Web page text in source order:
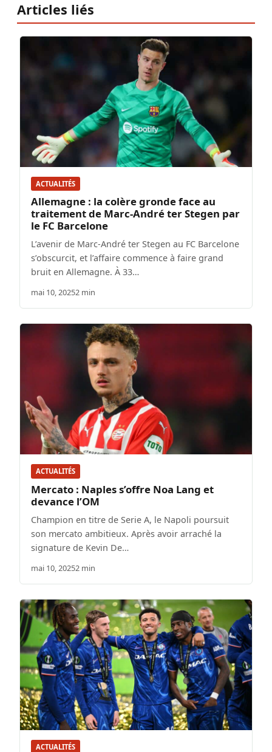
Articles liés
ACTUALITÉS
Allemagne : la colère gronde face au
traitement de Marc-André ter Stegen par
le FC Barcelone
L’avenir de Marc-André ter Stegen au FC Barcelone
s’obscurcit, et l’affaire commence à faire grand
bruit en Allemagne. À 33…
mai 10, 20252 min
ACTUALITÉS
Mercato : Naples s’offre Noa Lang et
devance l’OM
Champion en titre de Serie A, le Napoli poursuit
son mercato ambitieux. Après avoir arraché la
signature de Kevin De…
mai 10, 20252 min
ACTUALITÉS